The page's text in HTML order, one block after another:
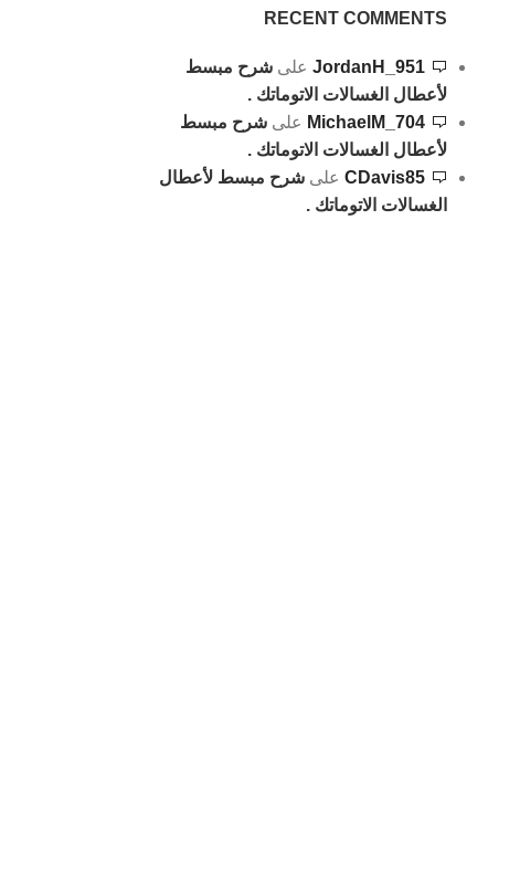
RECENT COMMENTS
JordanH_951على شرح مبسط
لأعطال الغسالات الاتوماتك .
MichaelM_704 على شرح مبسط
لأعطال الغسالات الاتوماتك .
CDavis85على شرح مبسط لأعطال
الغسالات الاتوماتك .